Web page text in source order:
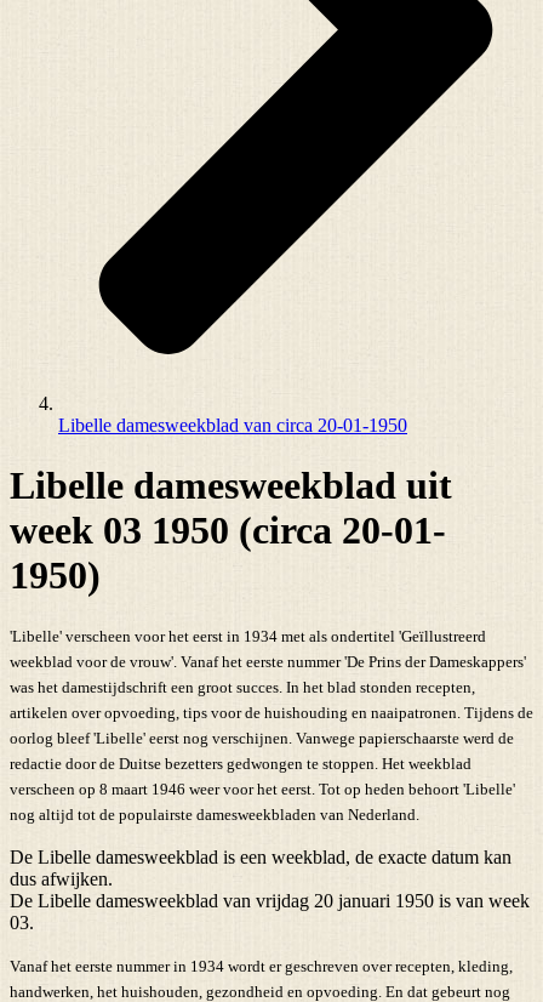
Libelle damesweekblad van circa 20-01-1950
Libelle damesweekblad uit
week 03 1950 (circa 20-01-
1950)
'Libelle' verscheen voor het eerst in 1934 met als ondertitel 'Geïllustreerd
weekblad voor de vrouw'. Vanaf het eerste nummer 'De Prins der Dameskappers'
was het damestijdschrift een groot succes. In het blad stonden recepten,
artikelen over opvoeding, tips voor de huishouding en naaipatronen. Tijdens de
oorlog bleef 'Libelle' eerst nog verschijnen. Vanwege papierschaarste werd de
redactie door de Duitse bezetters gedwongen te stoppen. Het weekblad
verscheen op 8 maart 1946 weer voor het eerst. Tot op heden behoort 'Libelle'
nog altijd tot de populairste damesweekbladen van Nederland.
De Libelle damesweekblad is een weekblad, de exacte datum kan
dus afwijken.
De Libelle damesweekblad van vrijdag 20 januari 1950 is van week
03.
Vanaf het eerste nummer in 1934 wordt er geschreven over recepten, kleding,
handwerken, het huishouden, gezondheid en opvoeding. En dat gebeurt nog